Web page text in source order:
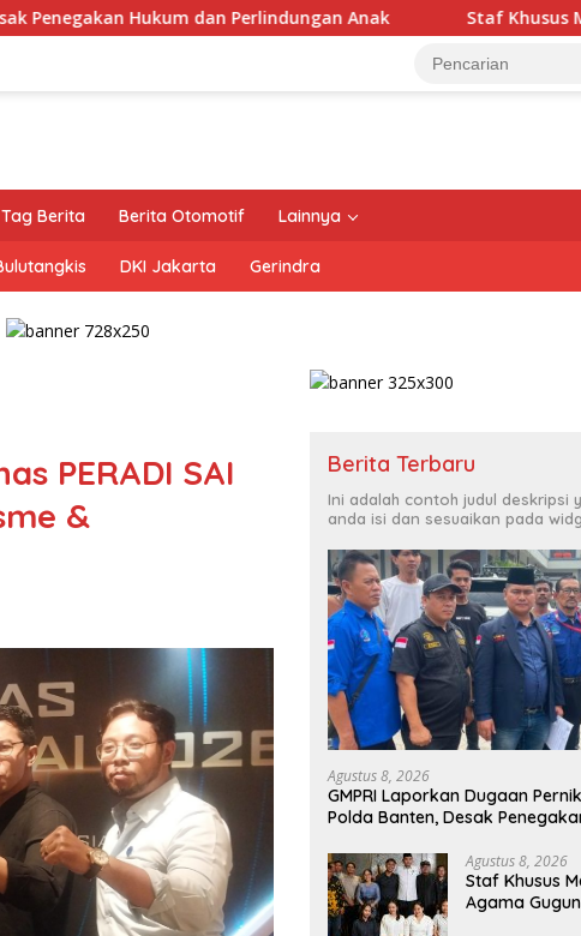
Perlindungan Anak Staf Khusus Menteri Agama Gugun
Tag Berita Berita Otomotif Lainnya
DKI Jakarta Gerindra
PERADI SAI
&
Berita Terbaru
Ini adalah contoh judul deskripsi
anda isi dan sesuaikan pada
Agustus 8, 2026
GMPRI Laporkan Dugaan
Polda Banten, Desak
Agustus 8, 2026
Staf Khusus
Agama